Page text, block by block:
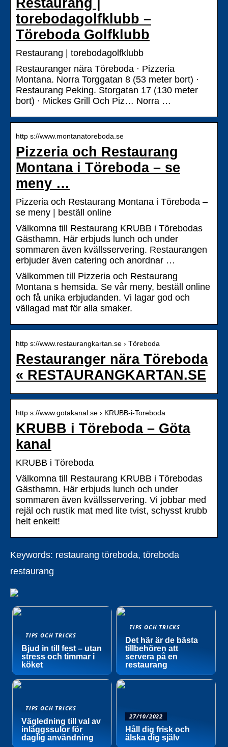
Restaurang |
torebodagolfklubb –
Töreboda Golfklubb
Restaurang | torebodagolfklubb
Restauranger nära Töreboda · Pizzeria
Montana. Norra Torggatan 8 (53 meter bort) ·
Restaurang Peking. Storgatan 17 (130 meter
bort) · Mickes Grill Och Piz… Norra …
http s://www.montanatoreboda.se
Pizzeria och Restaurang
Montana i Töreboda – se
meny …
Pizzeria och Restaurang Montana i Töreboda –
se meny | beställ online
Välkomna till Restaurang KRUBB i Törebodas
Gästhamn. Här erbjuds lunch och under
sommaren även kvällsservering. Restaurangen
erbjuder även catering och anordnar …
Välkommen till Pizzeria och Restaurang
Montana s hemsida. Se vår meny, beställ online
och få unika erbjudanden. Vi lagar god och
vällagad mat för alla smaker.
http s://www.restaurangkartan.se › Töreboda
Restauranger nära Töreboda
« RESTAURANGKARTAN.SE
http s://www.gotakanal.se › KRUBB-i-Toreboda
KRUBB i Töreboda – Göta
kanal
KRUBB i Töreboda
Välkomna till Restaurang KRUBB i Törebodas
Gästhamn. Här erbjuds lunch och under
sommaren även kvällsservering. Vi jobbar med
rejäl och rustik mat med lite tvist, schysst krubb
helt enkelt!
Keywords: restaurang töreboda, töreboda
restaurang
TIPS OCH TRICKS
Bjud in till fest – utan
stress och timmar i
köket
TIPS OCH TRICKS
Det här är de bästa
tillbehören att
servera på en
restaurang
TIPS OCH TRICKS
Vägledning till val av
inläggssulor för
daglig användning
27/10/2022
Håll dig frisk och
älska dig själv